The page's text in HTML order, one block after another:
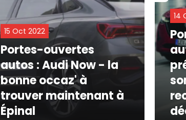
15 Oct 2022
Portes-ouvertes
autos : Audi Now - la
bonne occaz' à
trouver maintenant à
Épinal
14